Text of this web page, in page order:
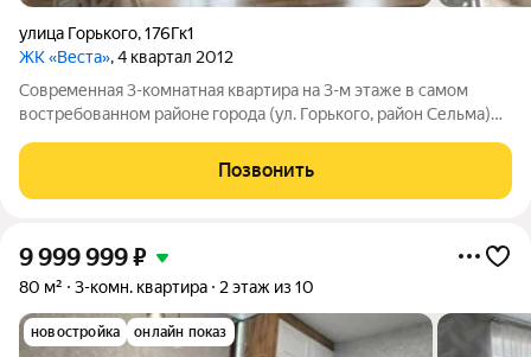
улица Горького,176Гк1
ЖК «Веста», 4 квартал 2012
Сoвpeменнaя 3-комнатная квартирa на 3-м этаже в сaмом
вocтребoванном рaйoнe гopода (ул. Горького, район Сельмa)
монолитный, АВТОНОМНОЕ отоплений, БАЛКОН 12м,
ЗАЕЗЖАЙ и ЖИВИ! О КВАРТИРЕ: +
Позвонить
9 999 999₽
80 м² 3-комн. квартира 2 этаж из 10
новостройка онлайн показ